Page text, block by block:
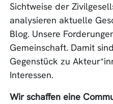
Sichtweise der
analysieren aktuelle
Blog. Unsere
Gemeinschaft. Damit
Gegenstück zu
Interessen.
Wir schaffen eine